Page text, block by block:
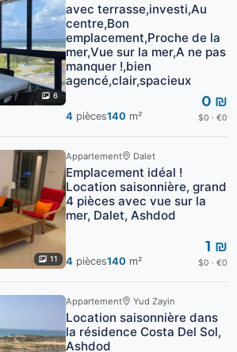
6
avec terrasse,investi,Au
centre,Bon
emplacement,Proche de la
mer,Vue sur la mer,A ne pas
manquer !,bien
agencé,clair,spacieux
4 pièces140 m²
0 ₪
$0 · €0
11
Appartement Dalet
Emplacement idéal !
Location saisonnière, grand
4 pièces avec vue sur la
mer, Dalet, Ashdod
4 pièces140 m²
1 ₪
$0 · €0
Appartement Yud Zayin
Location saisonnière dans
la résidence Costa Del Sol,
Ashdod